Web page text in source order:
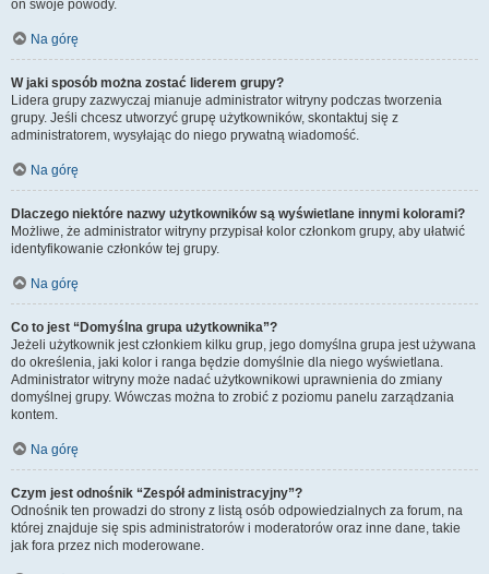
on swoje powody.
Na górę
W jaki sposób można zostać liderem grupy?
Lidera grupy zazwyczaj mianuje administrator witryny podczas tworzenia
grupy. Jeśli chcesz utworzyć grupę użytkowników, skontaktuj się z
administratorem, wysyłając do niego prywatną wiadomość.
Na górę
Dlaczego niektóre nazwy użytkowników są wyświetlane innymi kolorami?
Możliwe, że administrator witryny przypisał kolor członkom grupy, aby ułatwić
identyfikowanie członków tej grupy.
Na górę
Co to jest “Domyślna grupa użytkownika”?
Jeżeli użytkownik jest członkiem kilku grup, jego domyślna grupa jest używana
do określenia, jaki kolor i ranga będzie domyślnie dla niego wyświetlana.
Administrator witryny może nadać użytkownikowi uprawnienia do zmiany
domyślnej grupy. Wówczas można to zrobić z poziomu panelu zarządzania
kontem.
Na górę
Czym jest odnośnik “Zespół administracyjny”?
Odnośnik ten prowadzi do strony z listą osób odpowiedzialnych za forum, na
której znajduje się spis administratorów i moderatorów oraz inne dane, takie
jak fora przez nich moderowane.